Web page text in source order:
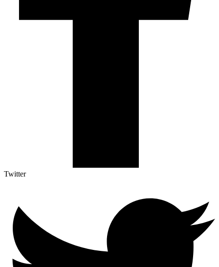
Twitter